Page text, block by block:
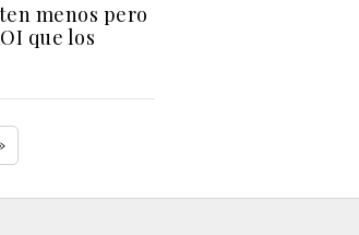
menos pero
que los